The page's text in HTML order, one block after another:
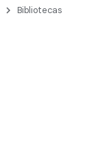
Bibliotecas